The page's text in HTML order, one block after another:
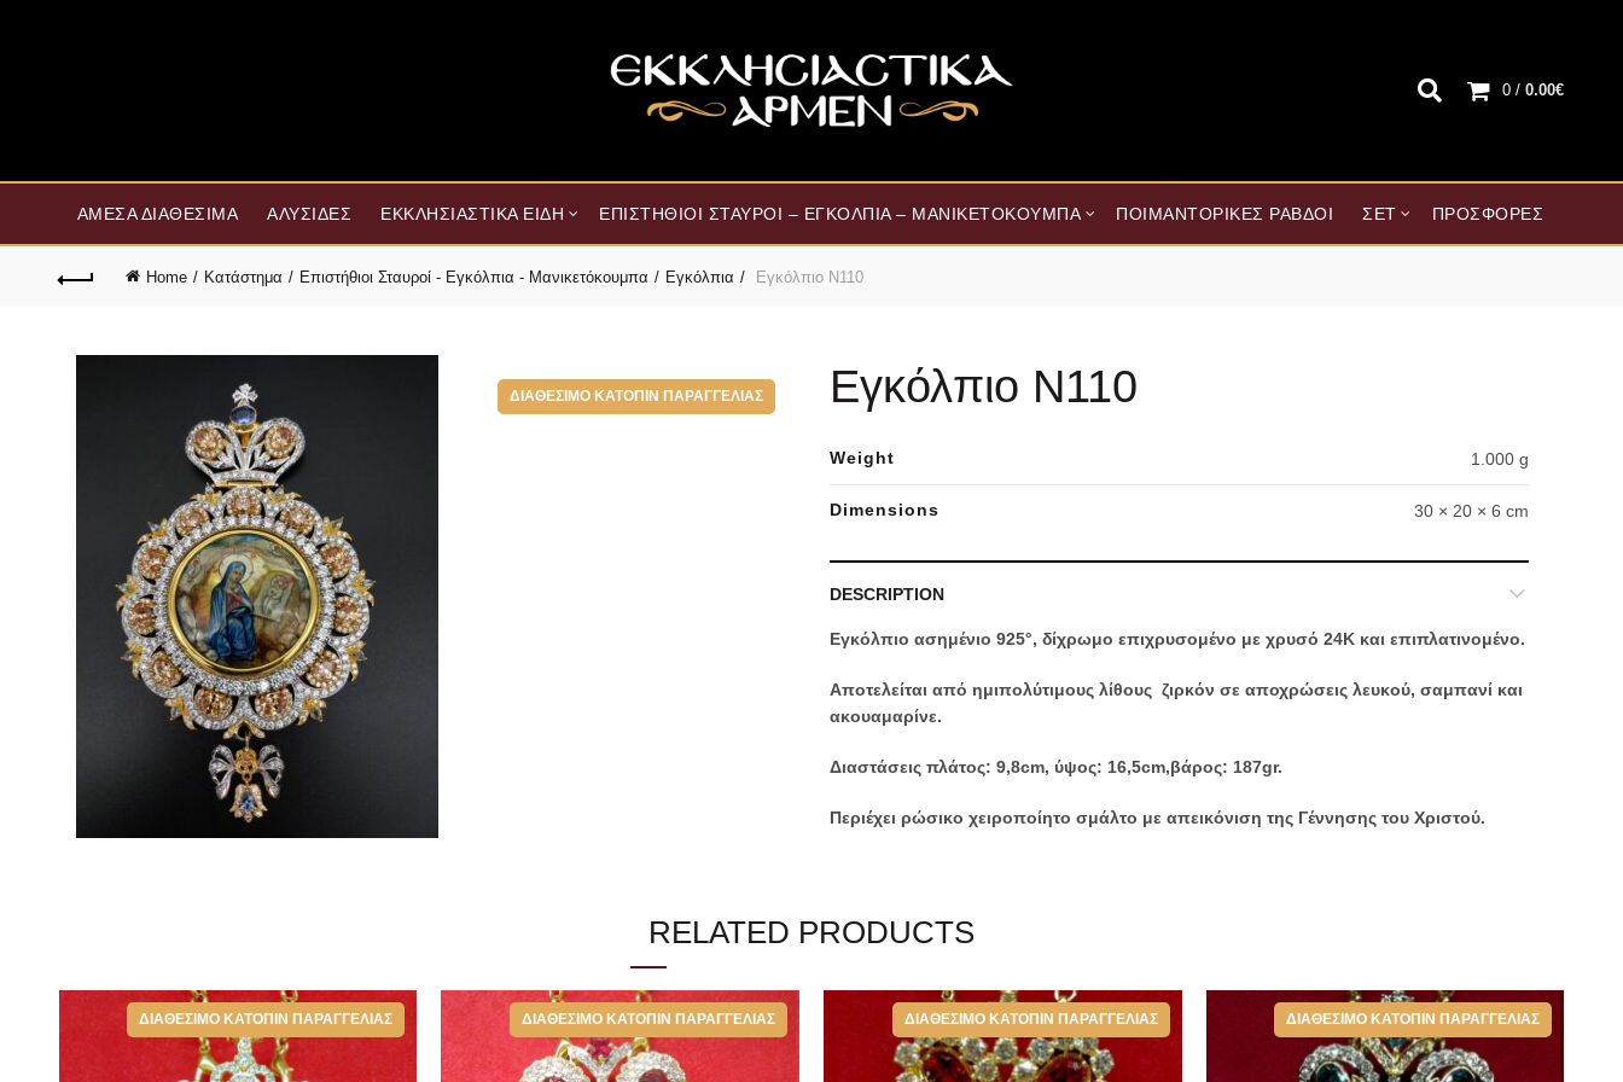
0 / 0.00€
ΆΜΕΣΑ ΔΙΑΘΈΣΙΜΑ ΑΛΥΣΊΔΕΣ ΕΚΚΛΗΣΙΑΣΤΙΚΆ ΕΊΔΗ ΕΠΙΣΤΉΘΙΟΙ ΣΤΑΥΡΟΊ – ΕΓΚΌΛΠΙΑ – ΜΑΝΙΚΕΤΌΚΟΥΜΠΑ ΠΟΙΜΑΝΤΟΡΙΚΈΣ ΡΆΒΔΟΙ ΣΕΤ ΠΡΟΣΦΟΡΈΣ
Home Κατάστημα Επιστήθιοι Σταυροί - Εγκόλπια - Μανικετόκουμπα Εγκόλπια Εγκόλπιο Ν110
ΔΙΑΘΈΣΙΜΟ ΚΑΤΌΠΙΝ ΠΑΡΑΓΓΕΛΊΑΣ Εγκόλπιο Ν110
Weight 1.000 g
Dimensions 30 × 20 × 6 cm
DESCRIPTION
Εγκόλπιο ασημένιο 925°, δίχρωμο επιχρυσομένο με χρυσό 24Κ και επιπλατινομένο.
Αποτελείται από ημιπολύτιμους λίθους ζιρκόν σε αποχρώσεις λευκού, σαμπανί και
ακουαμαρίνε.
Διαστάσεις πλάτος: 9,8cm, ύψος: 16,5cm,βάρος: 187gr.
Περιέχει ρώσικο χειροποίητο σμάλτο με απεικόνιση της Γέννησης του Χριστού.
Categories:Εγκόλπια , Επιστήθιοι Σταυροί - Εγκόλπια - Μανικετόκουμπα
RELATED PRODUCTS
ΔΙΑΘΈΣΙΜΟ ΚΑΤΌΠΙΝ ΠΑΡΑΓΓΕΛΊΑΣ ΔΙΑΘΈΣΙΜΟ ΚΑΤΌΠΙΝ ΠΑΡΑΓΓΕΛΊΑΣ ΔΙΑΘΈΣΙΜΟ ΚΑΤΌΠΙΝ ΠΑΡΑΓΓΕΛΊΑΣ ΔΙΑΘΈΣΙΜΟ ΚΑΤΌΠΙΝ ΠΑΡΑΓΓΕΛΊΑΣ